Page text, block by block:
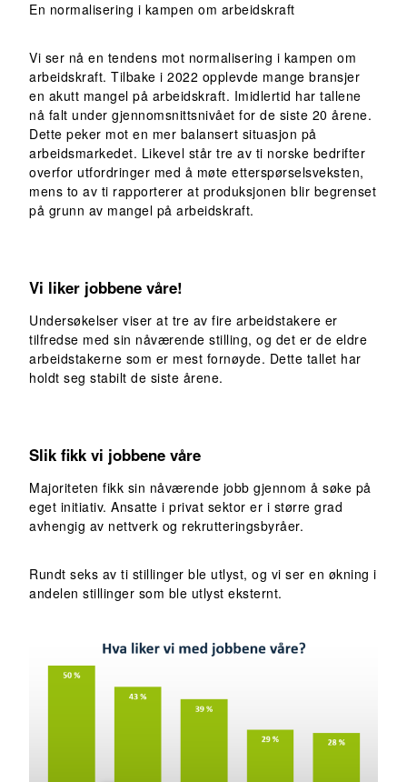
En normalisering i kampen om arbeidskraft
Vi ser nå en tendens mot normalisering i kampen om
arbeidskraft. Tilbake i 2022 opplevde mange bransjer
en akutt mangel på arbeidskraft. Imidlertid har tallene
nå falt under gjennomsnittsnivået for de siste 20 årene.
Dette peker mot en mer balansert situasjon på
arbeidsmarkedet. Likevel står tre av ti norske bedrifter
overfor utfordringer med å møte etterspørselsveksten,
mens to av ti rapporterer at produksjonen blir begrenset
på grunn av mangel på arbeidskraft.
Vi liker jobbene våre!
Undersøkelser viser at tre av fire arbeidstakere er
tilfredse med sin nåværende stilling, og det er de eldre
arbeidstakerne som er mest fornøyde. Dette tallet har
holdt seg stabilt de siste årene.
Slik fikk vi jobbene våre
Majoriteten fikk sin nåværende jobb gjennom å søke på
eget initiativ. Ansatte i privat sektor er i større grad
avhengig av nettverk og rekrutteringsbyråer.
Rundt seks av ti stillinger ble utlyst, og vi ser en økning i
andelen stillinger som ble utlyst eksternt.